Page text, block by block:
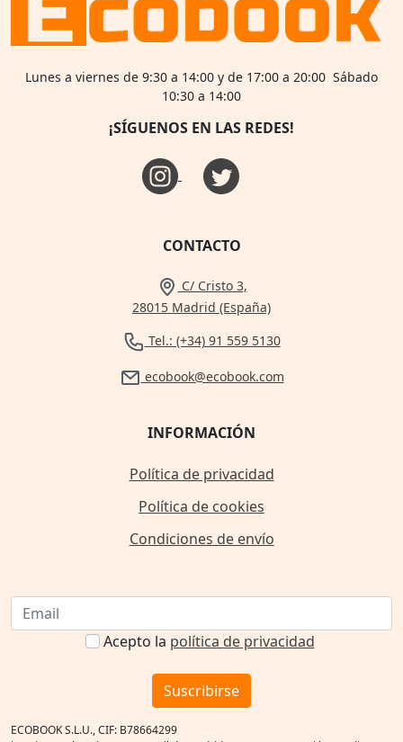
Lunes a viernes de 9:30 a 14:00 y de 17:00 a 20:00 Sábado
10:30 a 14:00
¡SÍGUENOS EN LAS REDES!
CONTACTO
C/ Cristo 3,
28015 Madrid (España)
Tel.: (+34) 91 559 5130
ecobook@ecobook.com
INFORMACIÓN
Política de privacidad
Política de cookies
Condiciones de envío
Acepto la política de privacidad
Suscribirse
ECOBOOK S.L.U., CIF: B78664299